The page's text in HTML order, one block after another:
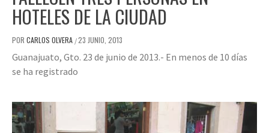
HOTELES DE LA CIUDAD
POR CARLOS OLVERA /23 JUNIO, 2013
Guanajuato, Gto. 23 de junio de 2013.- En menos de 10 días
se ha registrado